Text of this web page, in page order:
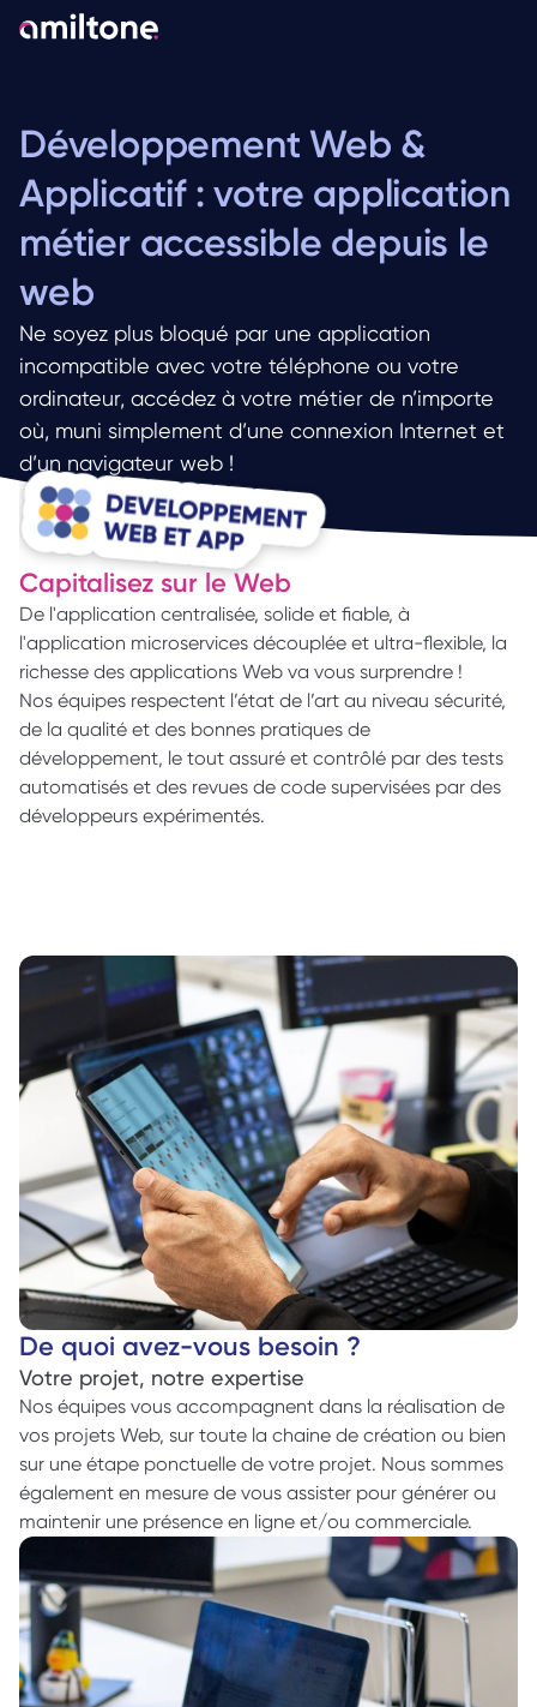
Développement Web &
Applicatif : votre application
métier accessible depuis le
web
Ne soyez plus bloqué par une application
incompatible avec votre téléphone ou votre
ordinateur, accédez à votre métier de n’importe
où, muni simplement d’une connexion Internet et
d’un navigateur web !
Capitalisez sur le Web
De l'application centralisée, solide et fiable, à
l'application microservices découplée et ultra-flexible, la
richesse des applications Web va vous surprendre !
Nos équipes respectent l’état de l’art au niveau sécurité,
de la qualité et des bonnes pratiques de
développement, le tout assuré et contrôlé par des tests
automatisés et des revues de code supervisées par des
développeurs expérimentés.
De quoi avez-vous besoin ?
Votre projet, notre expertise
Nos équipes vous accompagnent dans la réalisation de
vos projets Web, sur toute la chaine de création ou bien
sur une étape ponctuelle de votre projet. Nous sommes
également en mesure de vous assister pour générer ou
maintenir une présence en ligne et/ou commerciale.